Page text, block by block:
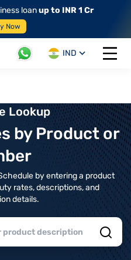
loanup to INR 1 Cr
Now
IND
Open
Lookup
by Product or
by entering a product
rates, descriptions, and
details.